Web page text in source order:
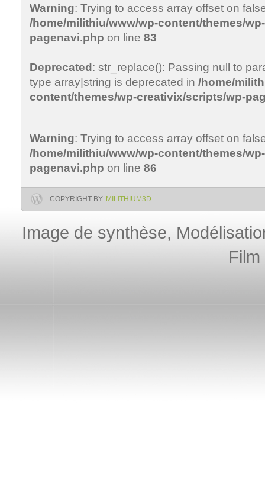
Warning: Trying to access array offset on
/home/milithiu/www/wp-content/themes/
pagenavi.php on line 83
Deprecated : str_replace(): Passing null to
type array|string is deprecated in /home/
content/themes/wp-creativix/scripts/wp-
Warning: Trying to access array offset on
/home/milithiu/www/wp-content/themes/
pagenavi.php on line 86
COPYRIGHT BY MILITHIUM3D
Image de synthèse,